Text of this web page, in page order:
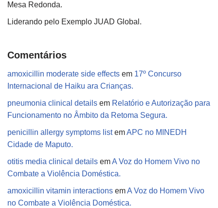
Mesa Redonda.
Liderando pelo Exemplo JUAD Global.
Comentários
amoxicillin moderate side effects em 17º Concurso
Internacional de Haiku ara Crianças.
pneumonia clinical details em Relatório e Autorização para
Funcionamento no Âmbito da Retoma Segura.
penicillin allergy symptoms listemAPC no MINEDH
Cidade de Maputo.
otitis media clinical details emA Voz do Homem Vivo no
Combate a Violência Doméstica.
amoxicillin vitamin interactions emA Voz do Homem Vivo
no Combate a Violência Doméstica.